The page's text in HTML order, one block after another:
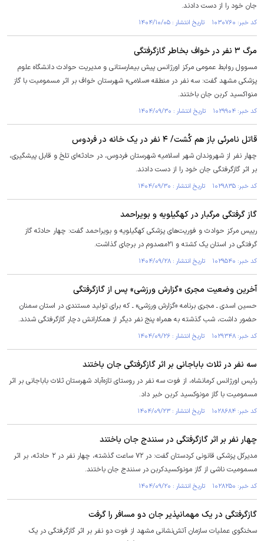
جان خود را از دست دادند.
کد خبر: ۱۰۳۰۷۶۰ تاریخ انتشار : ۱۴۰۴/۱۰/۰۵
مرگ ۳ نفر در خواف بخاطر گازگرفتگی
مسوول روابط عمومی مرکز اورژانس پیش بیمارستانی و مدیریت حوادث دانشگاه علوم
پزشکی مشهد گفت: سه نفر در منطقه «سلامی» شهرستان خواف بر اثر مسمومیت با گاز
منواکسید کربن جان باختند.
کد خبر: ۱۰۲۹۹۰۴ تاریخ انتشار : ۱۴۰۴/۰۹/۳۰
قاتل نامرئی باز هم کُشت/ ۴ نفر در یک خانه در فردوس
چهار نفر از شهروندان شهر اسلامیه شهرستان فردوس، در حادثه‌ای تلخ و قابل پیشگیری،
بر اثر گازگرفتگی جان خود را از دست دادند.
کد خبر: ۱۰۲۹۸۳۵ تاریخ انتشار : ۱۴۰۴/۰۹/۳۰
گاز گرفتگی مرگبار در کهگیلویه و بویراحمد
رییس مرکز حوادث و فوریت‌های پزشکی کهگیلویه و بویراحمد گفت: چهار حادثه گاز
گرفتگی در استان یک کشته و ۲۱مصدوم در برجای گذاشت.
کد خبر: ۱۰۲۹۵۴۰ تاریخ انتشار : ۱۴۰۴/۰۹/۲۸
آخرین وضعیت مجری «گزارش ورزشی» پس از گازگرفتگی
حسین اسدی ـ مجری برنامه «گزارش ورزشی» ـ که برای تولید مستندی در استان سمنان
حضور داشت، شب گذشته به همراه پنج نفر دیگر از همکارانش دچار گازگرفتگی شدند.
کد خبر: ۱۰۲۹۳۴۸ تاریخ انتشار : ۱۴۰۴/۰۹/۲۶
سه نفر در ثلاث باباجانی بر اثر گازگرفتگی جان باختند
رئیس اورژانس کرمانشاه، از فوت سه نفر در روستای تازه‌آباد شهرستان ثلاث باباجانی بر اثر
مسمومیت با گاز مونوکسید کربن خبر داد.
کد خبر: ۱۰۲۸۶۸۴ تاریخ انتشار : ۱۴۰۴/۰۹/۲۳
چهار نفر بر اثر گازگرفتگی در سنندج جان باختند
مدیرکل پزشکی قانونی کردستان گفت: در ۷۲ ساعت گذشته، چهار نفر در ۲ حادثه، بر اثر
مسمومیت ناشی از گاز مونوکسیدکربن در سنندج جان باختند.
کد خبر: ۱۰۲۸۲۵۰ تاریخ انتشار : ۱۴۰۴/۰۹/۲۰
گازگرفتگی در یک مهمانپذیر جان دو مسافر را گرفت
سخنگوی عملیات سازمان آتش‌نشانی مشهد از فوت دو نفر بر اثر گازگرفتگی در یک